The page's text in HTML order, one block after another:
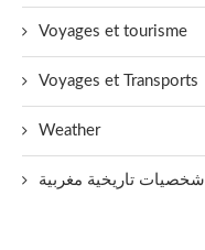
Voyages et tourisme
Voyages et Transports
Weather
شخصيات تاريخية مغربية